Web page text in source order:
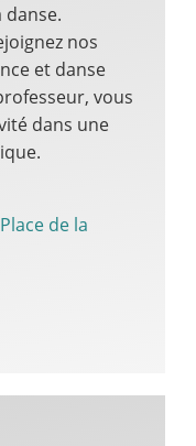
nos
et danse
vous
dans une
de la